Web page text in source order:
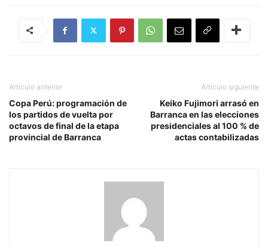
Artículo anterior
Copa Perú: programación de
los partidos de vuelta por
octavos de final de la etapa
provincial de Barranca
Artículo siguiente
Keiko Fujimori arrasó en
Barranca en las elecciones
presidenciales al 100 % de
actas contabilizadas